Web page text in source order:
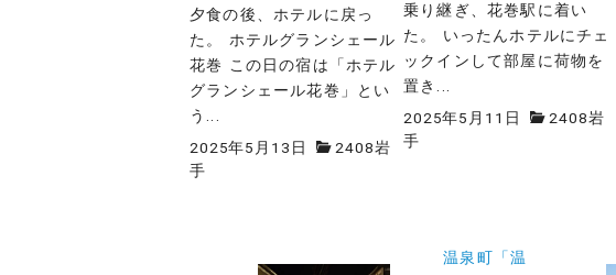
夕食の後、ホテルに戻っ
た。 ホテルグランシェール
花巻 この日の宿は「ホテル
グランシェール花巻」とい
う...
2025年5月13日
2408岩
手
乗り継ぎ、花巻駅に着い
た。 いったんホテルにチェ
ックインして部屋に荷物を
置き...
2025年5月11日
2408岩
手
温泉町「温